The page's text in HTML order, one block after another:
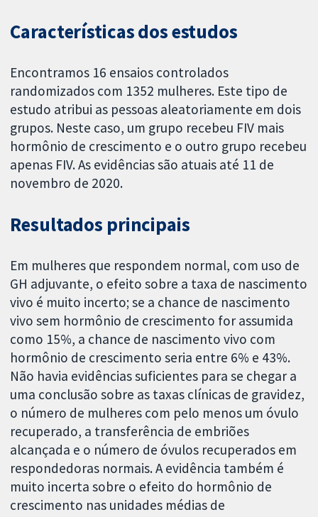
Características dos estudos
Encontramos 16 ensaios controlados
randomizados com 1352 mulheres. Este tipo de
estudo atribui as pessoas aleatoriamente em dois
grupos. Neste caso, um grupo recebeu FIV mais
hormônio de crescimento e o outro grupo recebeu
apenas FIV. As evidências são atuais até 11 de
novembro de 2020.
Resultados principais
Em mulheres que respondem normal, com uso de
GH adjuvante, o efeito sobre a taxa de nascimento
vivo é muito incerto; se a chance de nascimento
vivo sem hormônio de crescimento for assumida
como 15%, a chance de nascimento vivo com
hormônio de crescimento seria entre 6% e 43%.
Não havia evidências suficientes para se chegar a
uma conclusão sobre as taxas clínicas de gravidez,
o número de mulheres com pelo menos um óvulo
recuperado, a transferência de embriões
alcançada e o número de óvulos recuperados em
respondedoras normais. A evidência também é
muito incerta sobre o efeito do hormônio de
crescimento nas unidades médias de